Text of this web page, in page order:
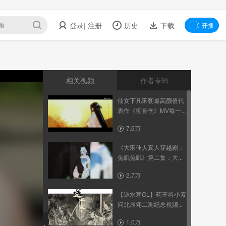
登录| 注册 历史 下载 开播
相关视频 作者专辑
仙女下凡宋朝最高颜值代
表作《彻骨伤》MV每一...
7.6万
《大宋佳人真人穿越剧：
兔叽兔叽》第二集：大...
2.7万
【逆水寒OL】药王谷小素
问北辰翎二测纪念视频...
1.0万